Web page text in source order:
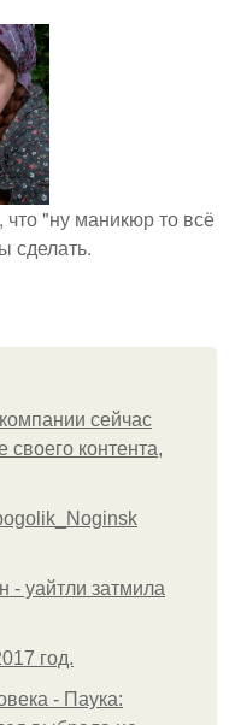
"ну маникюр то всё
сделать.
сейчас
своего контента,
- уайтли затмила
год.
- Паука: